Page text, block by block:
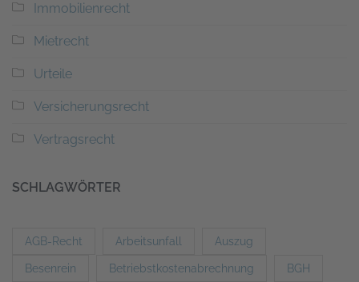
Immobilienrecht
Mietrecht
Urteile
Versicherungsrecht
Vertragsrecht
SCHLAGWÖRTER
AGB-Recht Arbeitsunfall Auszug
Besenrein Betriebstkostenabrechnung BGH